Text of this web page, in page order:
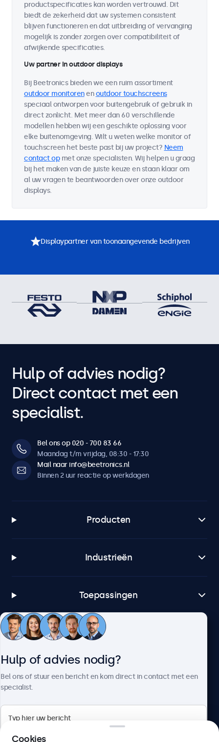
productspecificaties kan worden vertrouwd. Dit
biedt de zekerheid dat uw systemen consistent
blijven functioneren en dat uitbreiding of vervanging
mogelijk is zonder zorgen over compatibiliteit of
afwijkende specificaties.
Uw partner in outdoor displays
Bij Beetronics bieden we een ruim assortiment
outdoor monitorenenoutdoor touchscreens
speciaal ontworpen voor buitengebruik of gebruik in
direct zonlicht. Met meer dan 60 verschillende
modellen hebben wij een geschikte oplossing voor
elke buitenomgeving. Wilt u weten welke monitor of
touchscreen het beste past bij uw project? Neem
contact opmet onze specialisten. Wij helpen u graag
bij het maken van de juiste keuze en staan klaar om
al uw vragen te beantwoorden over onze outdoor
displays.
Displaypartner van toonaangevende bedrijven
Hulp of advies nodig?
Direct contact met een
specialist.
Bel ons op 020 - 700 83 66
Maandag t/m vrijdag, 08:30 - 17:30
Mail naar info@beetronics.nl
Binnen 2 uur reactie op werkdagen
Producten
Industrieën
Toepassingen
Klantenservice
Hulp of advies nodig?
Bel ons of stuur een bericht en kom direct in contact met een
specialist.
Cookies